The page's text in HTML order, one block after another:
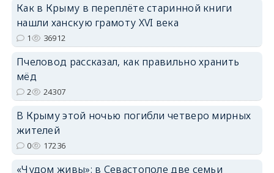
Как в Крыму в переплёте старинной книги
нашли ханскую грамоту XVI века
1 36912
Пчеловод рассказал, как правильно хранить
мёд
2 24307
В Крыму этой ночью погибли четверо мирных
жителей
0 17236
«Чудом живы»: в Севастополе две семьи